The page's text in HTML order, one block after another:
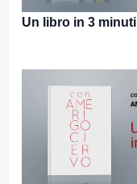
Un libro in 3 minuti